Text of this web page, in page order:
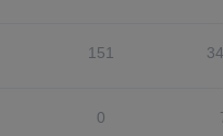
151
0